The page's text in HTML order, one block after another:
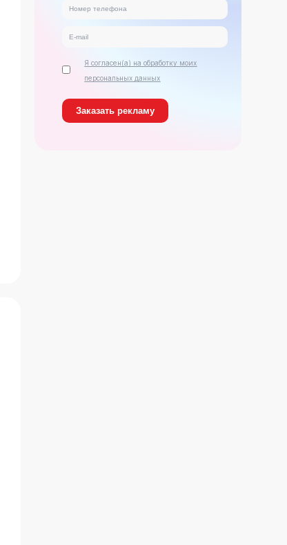
Я согласен(а) на обработку моих
персональных данных